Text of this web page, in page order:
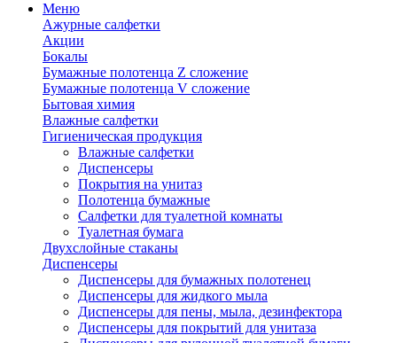
Меню
Ажурные салфетки
Акции
Бокалы
Бумажные полотенца Z сложение
Бумажные полотенца V сложение
Бытовая химия
Влажные салфетки
Гигиеническая продукция
Влажные салфетки
Диспенсеры
Покрытия на унитаз
Полотенца бумажные
Салфетки для туалетной комнаты
Туалетная бумага
Двухслойные стаканы
Диспенсеры
Диспенсеры для бумажных полотенец
Диспенсеры для жидкого мыла
Диспенсеры для пены, мыла, дезинфектора
Диспенсеры для покрытий для унитаза